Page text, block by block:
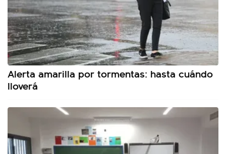
Alerta amarilla por tormentas: hasta cuándo
lloverá